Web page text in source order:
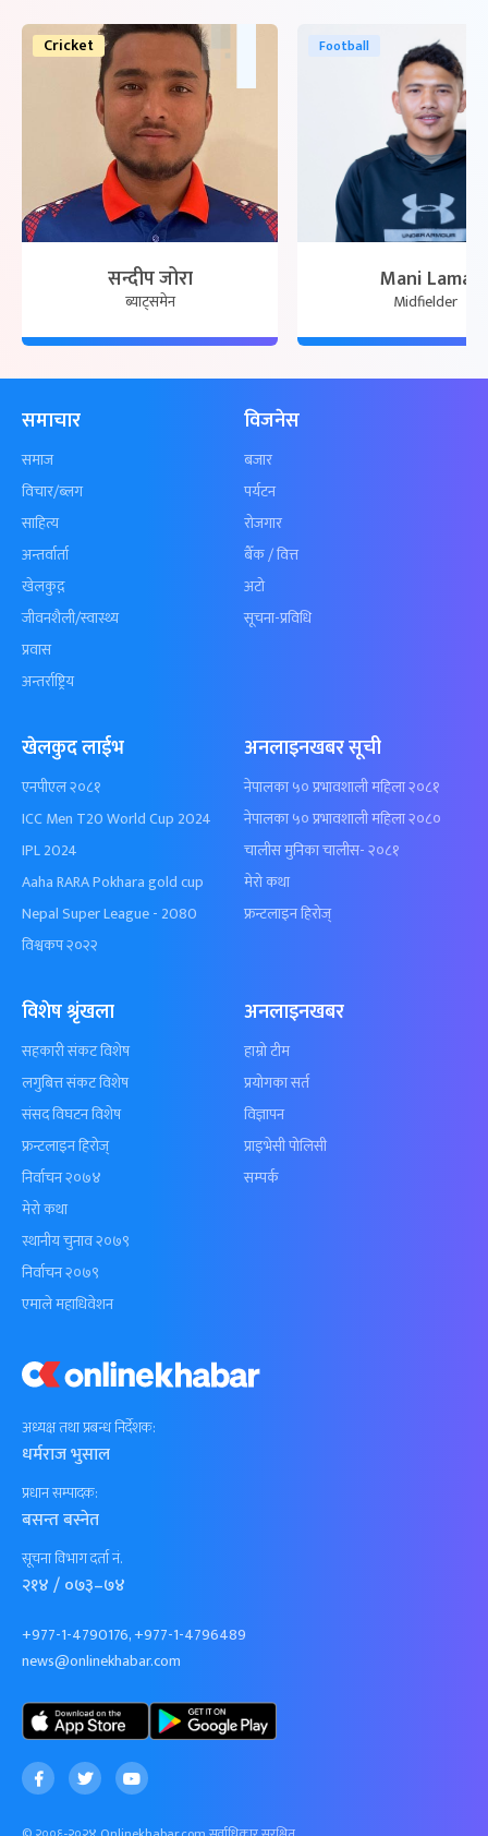
Cricket
सन्दीप जोरा
ब्याट्समेन
Football
Mani Lama
Midfielder
अध्यक्ष तथा प्रबन्ध निर्देशक:
धर्मराज भुसाल
प्रधान सम्पादक:
बसन्त बस्नेत
सूचना विभाग दर्ता नं.
२१४ / ०७३–७४
+977-1-4790176, +977-1-4796489
news@onlinekhabar.com
समाचार
समाज
विचार/ब्लग
साहित्य
अन्तर्वार्ता
खेलकुद़़
जीवनशैली/स्वास्थ्य
प्रवास
अन्तर्राष्ट्रिय
विजनेस
बजार
पर्यटन
रोजगार
बैँक / वित्त
अटो
सूचना-प्रविधि
खेलकुद लाईभ
एनपीएल २०८१
ICC Men T20 World Cup 2024
IPL 2024
Aaha RARA Pokhara gold cup
Nepal Super League - 2080
विश्वकप २०२२
अनलाइनखबर सूची
नेपालका ५० प्रभावशाली महिला २०८१
नेपालका ५० प्रभावशाली महिला २०८०
चालीस मुनिका चालीस- २०८१
मेरो कथा
फ्रन्टलाइन हिरोज्
विशेष श्रृंखला
सहकारी संकट विशेष
लगुबित्त संकट विशेष
संसद विघटन विशेष
फ्रन्टलाइन हिरोज्
निर्वाचन २०७४
मेरो कथा
स्थानीय चुनाव २०७९
निर्वाचन २०७९
एमाले महाधिवेशन
अनलाइनखबर
हाम्रो टीम
प्रयोगका सर्त
विज्ञापन
प्राइभेसी पोलिसी
सम्पर्क